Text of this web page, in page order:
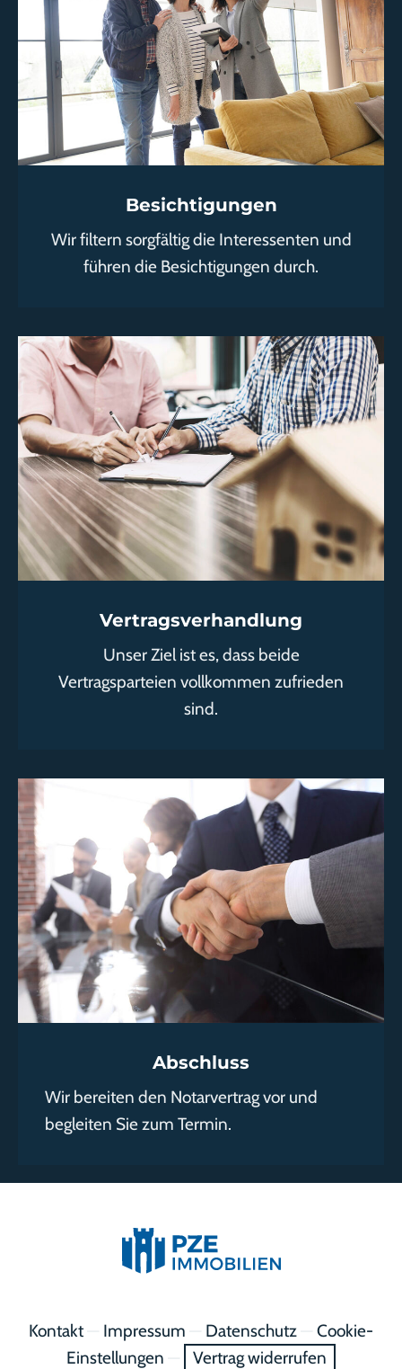
Besichtigungen
Wir filtern sorgfältig die Interessenten und
führen die Besichtigungen durch.
Vertragsverhandlung
Unser Ziel ist es, dass beide
Vertragsparteien vollkommen zufrieden
sind.
Abschluss
Wir bereiten den Notarvertrag vor und
begleiten Sie zum Termin.
Kontakt Impressum Datenschutz
Cookie-
Einstellungen
Vertrag widerrufen